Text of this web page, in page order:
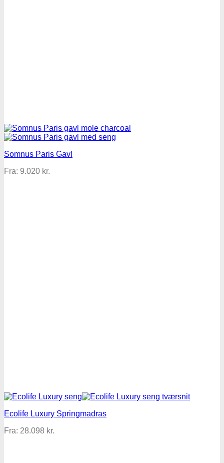
Somnus Paris Gavl
Fra: 9.020 kr.
Ecolife Luxury Springmadras
Fra: 28.098 kr.